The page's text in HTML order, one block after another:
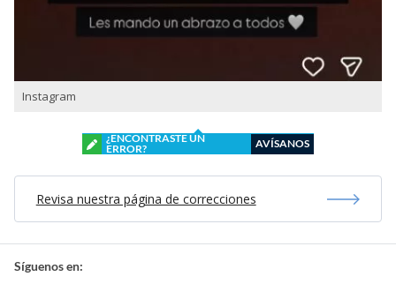
Instagram
¿ENCONTRASTE UN
ERROR?
AVÍSANOS
Revisa nuestra página de correcciones
Síguenos en: